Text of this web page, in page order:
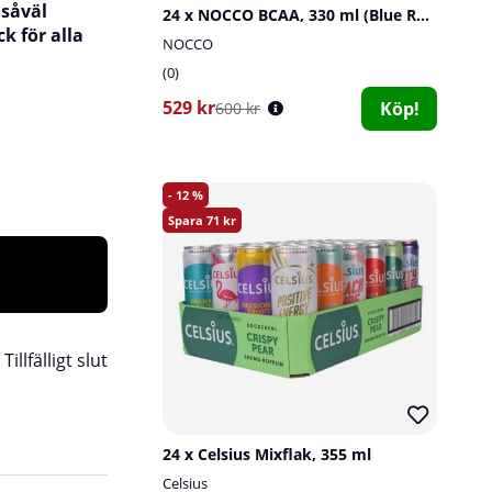
för alla
Tillfälligt slut
24 x NOCCO BCAA, 330 ml (Blue Raspberry)
NOCCO
0
529 kr600 kr Köp!
12
71
24 x Celsius Mixflak, 355 ml
Celsius